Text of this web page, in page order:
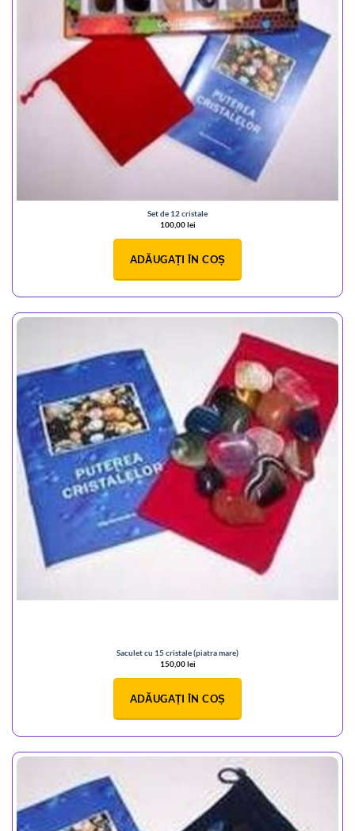
Set de 12 cristale
100,00lei
ADĂUGAȚI ÎN COȘ
Saculet cu 15 cristale (piatra mare)
150,00lei
ADĂUGAȚI ÎN COȘ